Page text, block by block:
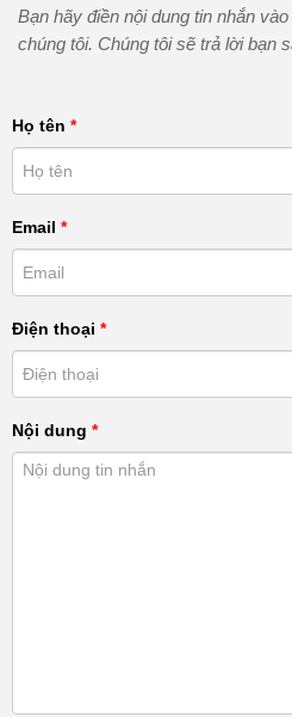
Bạn hãy điền nội dung tin nhắn
chúng tôi. Chúng tôi sẽ trả lời bạn
Họ tên *
Email *
Điện thoại *
Nội dung *